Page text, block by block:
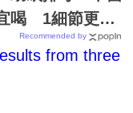
喝 1細節更要
Recommended by
from three